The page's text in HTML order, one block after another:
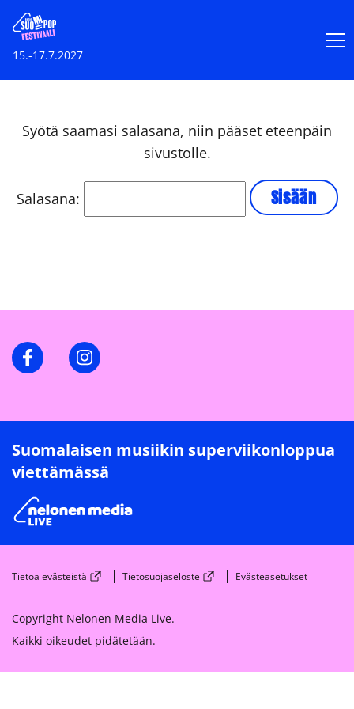
15.-17.7.2027
Syötä saamasi salasana, niin pääset eteenpäin
sivustolle.
Salasana:
FacebookInstagram
Suomalaisen musiikin superviikonloppua
viettämässä
Tietoa evästeistä Tietosuojaseloste Evästeasetukset
Copyright Nelonen Media Live.
Kaikki oikeudet pidätetään.